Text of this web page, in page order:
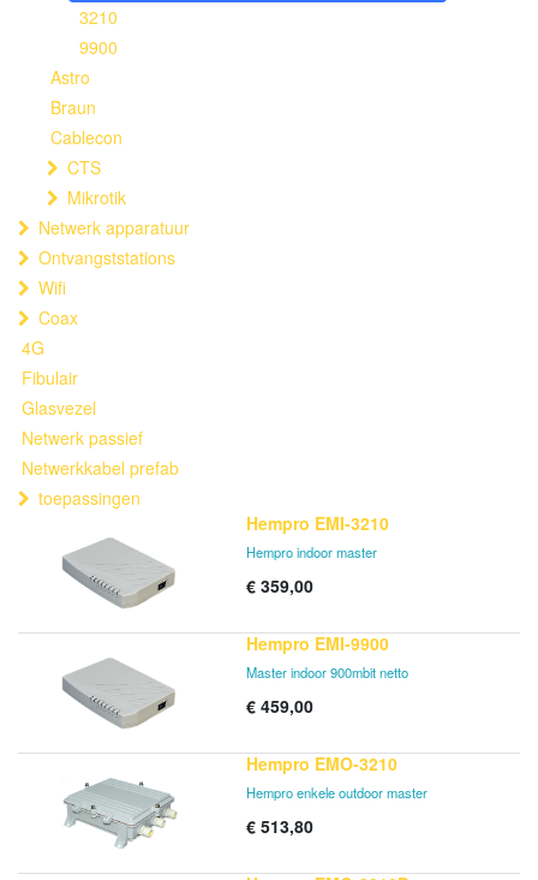
3210
9900
Astro
Braun
Cablecon
CTS
Mikrotik
Netwerk apparatuur
Ontvangststations
Wifi
Coax
4G
Fibulair
Glasvezel
Netwerk passief
Netwerkkabel prefab
toepassingen
Hempro EMI-3210
Hempro indoor master
€ 359,00
Hempro EMI-9900
Master indoor 900mbit netto
€ 459,00
Hempro EMO-3210
Hempro enkele outdoor master
€ 513,80